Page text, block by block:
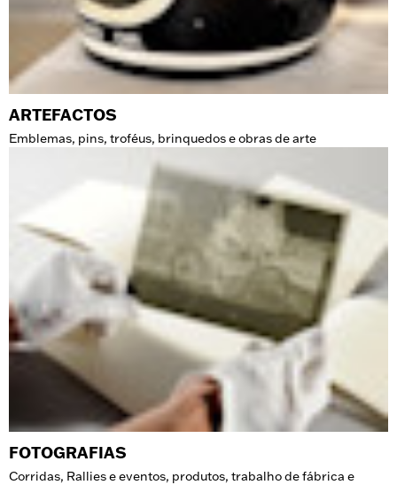
ARTEFACTOS
Emblemas, pins, troféus, brinquedos e obras de arte
FOTOGRAFIAS
Corridas, Rallies e eventos, produtos, trabalho de fábrica e